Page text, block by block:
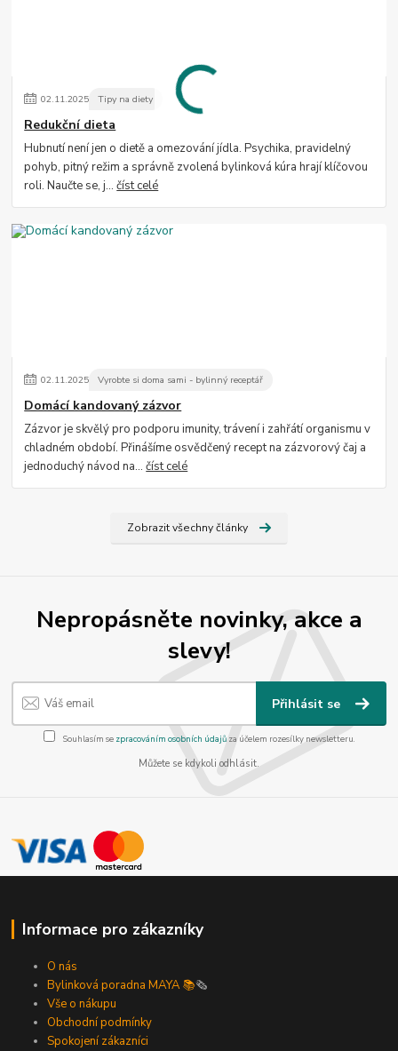
02.11.2025 Tipy na diety
Redukční dieta
Hubnutí není jen o dietě a omezování jídla. Psychika, pravidelný
pohyb, pitný režim a správně zvolená bylinková kúra hrají klíčovou
roli. Naučte se, j...číst celé
02.11.2025 Vyrobte si doma sami - bylinný receptář
Domácí kandovaný zázvor
Zázvor je skvělý pro podporu imunity, trávení i zahřátí organismu v
chladném období. Přinášíme osvědčený recept na zázvorový čaj a
jednoduchý návod na...číst celé
Zobrazit všechny články
Nepropásněte novinky, akce a
slevy!
Přihlásit se
Souhlasím se zpracováním osobních údajůza účelem rozesílky newsletteru.
Můžete se kdykoli odhlásit.
Informace pro zákazníky
O nás
Bylinková poradna MAYA 📚🗞️
Vše o nákupu
Obchodní podmínky
Spokojení zákazníci